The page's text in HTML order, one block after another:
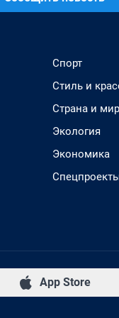
Спорт
Стиль и
Страна и мир
Экология
Экономика
App Store